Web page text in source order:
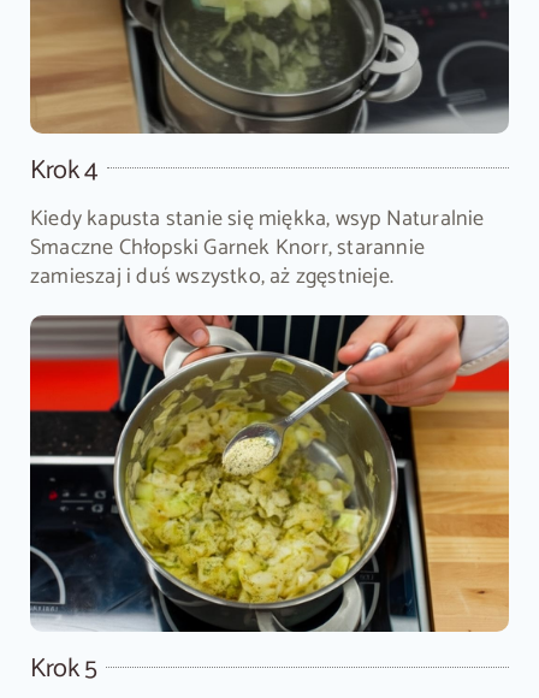
Krok 4
Kiedy kapusta stanie się miękka, wsyp Naturalnie
Smaczne Chłopski Garnek Knorr, starannie
zamieszaj i duś wszystko, aż zgęstnieje.
Krok 5